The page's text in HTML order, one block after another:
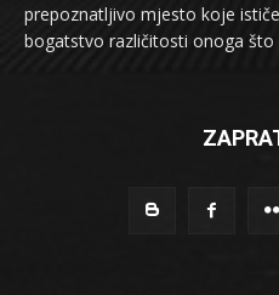
prepoznatljivo mjesto koje
bogatstvo različitosti onoga što